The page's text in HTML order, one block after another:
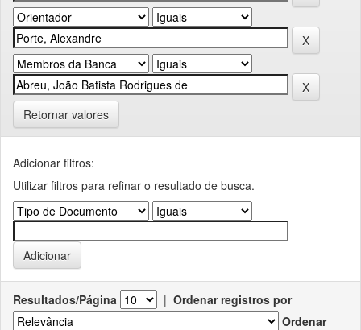
Retornar valores
Adicionar filtros:
Utilizar filtros para refinar o resultado de busca.
Resultados/Página | Ordenar registros por
Ordenar